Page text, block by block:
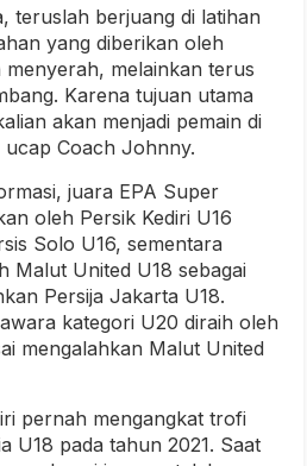
teruslah berjuang di latihan
yang diberikan oleh
melainkan terus
Karena tujuan utama
akan menjadi pemain di
Coach Johnny.
juara EPA Super
oleh Persik Kediri U16
Solo U16, sementara
Malut United U18 sebagai
Persija Jakarta U18.
kategori U20 diraih oleh
mengalahkan Malut United
pernah mengangkat trofi
U18 pada tahun 2021. Saat